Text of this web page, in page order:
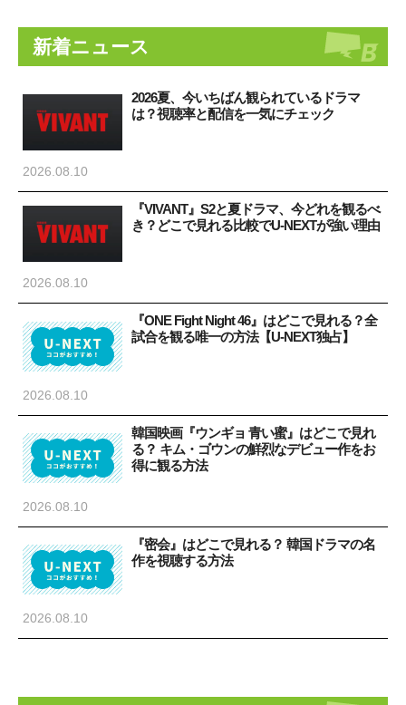
新着ニュース
2026夏、今いちばん観られているドラマ
は？視聴率と配信を一気にチェック
2026.08.10
『VIVANT』S2と夏ドラマ、今どれを観るべ
き？どこで見れる比較でU-NEXTが強い理由
2026.08.10
『ONE Fight Night 46』はどこで見れる？全
試合を観る唯一の方法【U-NEXT独占】
2026.08.10
韓国映画『ウンギョ 青い蜜』はどこで見れ
る？ キム・ゴウンの鮮烈なデビュー作をお
得に観る方法
2026.08.10
『密会』はどこで見れる？ 韓国ドラマの名
作を視聴する方法
2026.08.10